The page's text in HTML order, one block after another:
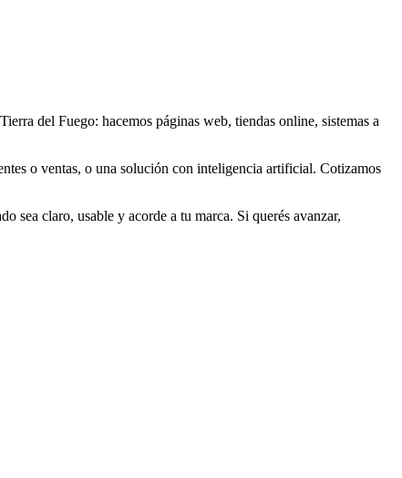
del Fuego: hacemos páginas web, tiendas online, sistemas a
o ventas, o una solución con inteligencia artificial. Cotizamos
sea claro, usable y acorde a tu marca. Si querés avanzar,